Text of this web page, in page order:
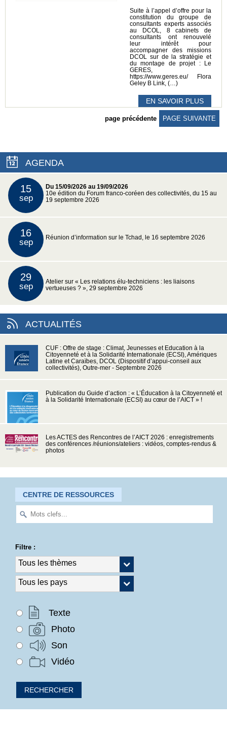
Suite à l’appel d’offre pour la
constitution du groupe de
consultants experts associés
au DCOL, 8 cabinets de
consultants ont renouvelé
leur intérêt pour
accompagner des missions
DCOL sur de la stratégie et
du montage de projet : Le
GERES,
https://www.geres.eu/ Flora
Geley B Link, (…)
EN SAVOIR PLUS
page précédente PAGE SUIVANTE
AGENDA
15
sep
Du 15/09/2026 au 19/09/2026
10e édition du Forum franco-coréen des collectivités, du 15 au
19 septembre 2026
16
sep Réunion d’information sur le Tchad, le 16 septembre 2026
29
sep
Atelier sur « Les relations élu-techniciens : les liaisons
vertueuses ? », 29 septembre 2026
ACTUALITÉS
CUF : Offre de stage : Climat, Jeunesses et Education à la
Citoyenneté et à la Solidarité Internationale (ECSI), Amériques
Latine et Caraïbes, DCOL (Dispositif d’appui-conseil aux
collectivités), Outre-mer - Septembre 2026
Publication du Guide d’action : « L’Éducation à la Citoyenneté et
à la Solidarité Internationale (ECSI) au cœur de l’AICT » !
Les ACTES des Rencontres de l’AICT 2026 : enregistrements
des conférences /réunions/ateliers : vidéos, comptes-rendus &
photos
CENTRE DE RESSOURCES
Filtre :
Texte
Photo
Son
Vidéo